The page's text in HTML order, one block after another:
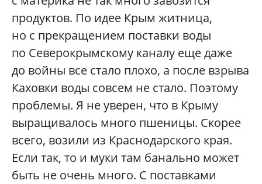
продуктов. По идее Крым житница,
но с прекращением поставки воды
по Северокрымскому каналу еще даже
до войны все стало плохо, а после взрыва
Каховки воды совсем не стало. Поэтому
проблемы. Я не уверен, что в Крыму
выращивалось много пшеницы. Скорее
всего, возили из Краснодарского края.
Если так, то и муки там банально может
быть не очень много. С поставками